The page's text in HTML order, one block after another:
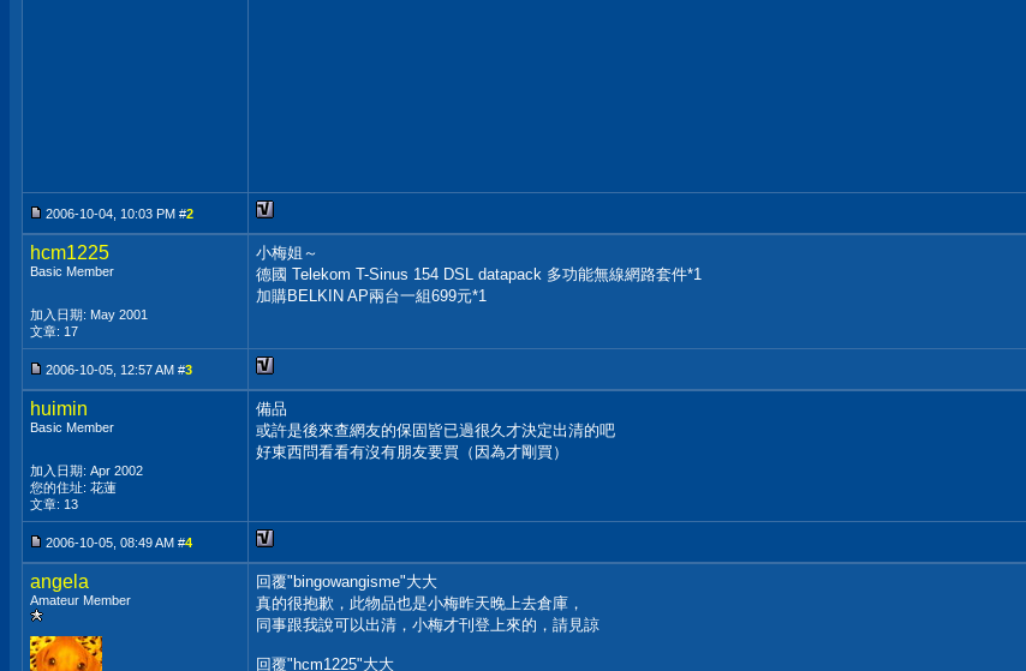
2006-10-04, 10:03 PM #2
hcm1225
Basic Member
加入日期: May 2001
文章: 17
小梅姐～
德國 Telekom T-Sinus 154 DSL datapack 多功能無線網路套件*1
加購BELKIN AP兩台一組699元*1
2006-10-05, 12:57 AM #3
huimin
Basic Member
加入日期: Apr 2002
您的住址: 花蓮
文章: 13
備品
或許是後來查網友的保固皆已過很久才決定出清的吧
好東西問看看有沒有朋友要買（因為才剛買）
2006-10-05, 08:49 AM #4
angela
Amateur Member
回覆"bingowangisme"大大
真的很抱歉，此物品也是小梅昨天晚上去倉庫，
同事跟我說可以出清，小梅才刊登上來的，請見諒
回覆"hcm1225"大大